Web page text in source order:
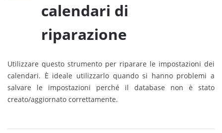
calendari di
riparazione
Utilizzare questo strumento per riparare le impostazioni dei
calendari. È ideale utilizzarlo quando si hanno problemi a
salvare le impostazioni perché il database non è stato
creato/aggiornato correttamente.